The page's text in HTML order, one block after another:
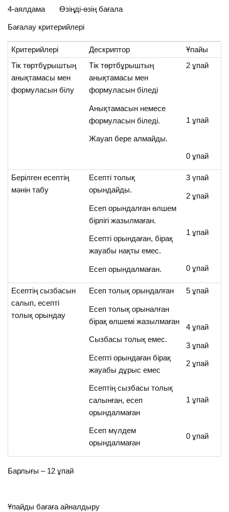
4-аялдама Өзіңді-өзің бағала
Бағалау критерийлері
Критерийлері Дескриптор
Ұпайы
Тік төртбұрыштың
анықтамасы мен
формуласын білу
Тік төртбұрыштың
анықтамасы мен
формуласын біледі
Анықтамасын немесе
формуласын біледі.
Жауап бере алмайды.
2 ұпай
1 ұпай
0 ұпай
Берілген есептің
мәнін табу
Есепті толық
орындайды.
Есеп орындалған өлшем
бірлігі жазылмаған.
Есепті орындаған, бірақ
жауабы нақты емес.
Есеп орындалмаған.
3 үпай
2 ұпай
1 ұпай
0 ұпай
Есептің сызбасын
салып, есепті
толық орындау
Есеп толық орындалған
Есеп толық орыналған
бірақ өлшемі жазылмаған
Сызбасы толық емес.
Есепті орындаған бірақ
жауабы дұрыс емес
Есептің сызбасы толық
салынған, есеп
орындалмаған
Есеп мүлдем
орындалмаған
5 ұпай
4 ұпай
3 ұпай
2 ұпай
1 ұпай
0 ұпай
Барлығы – 12 ұпай
Ұпайды бағаға айналдыру